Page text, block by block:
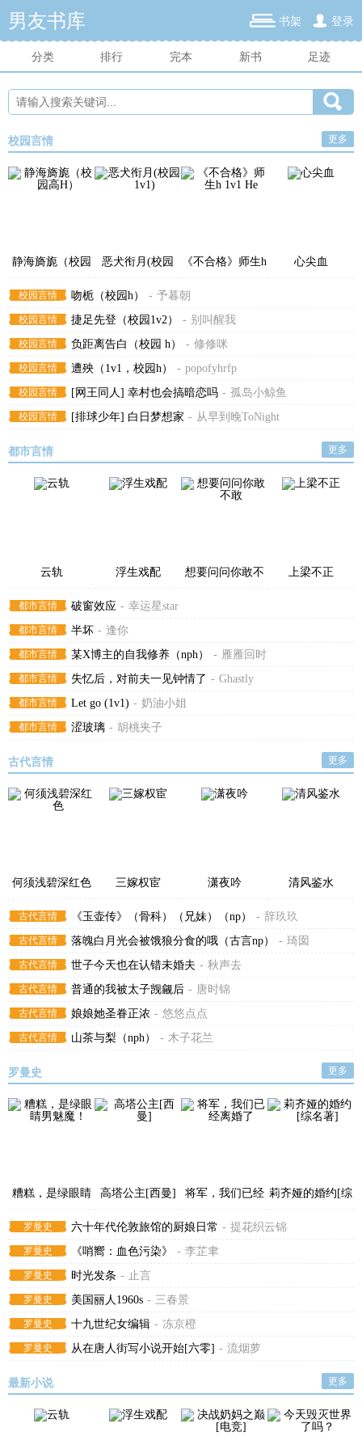
男友书库 书架 登录
分类 排行 完本 新书 足迹
校园言情 更多
静海旖旎（校园
恶犬衔月(校园
《不合格》师生h
心尖血
校园言情 吻栀（校园h） - 予暮朝
校园言情 捷足先登（校园1v2） - 别叫醒我
校园言情 负距离告白（校园 h） - 修修咪
校园言情 遭殃（1v1，校园h） - popofyhrfp
校园言情 [网王同人] 幸村也会搞暗恋吗 - 孤岛小鲸鱼
校园言情 [排球少年] 白日梦想家 - 从早到晚ToNight
都市言情 更多
云轨 浮生戏配
想要问问你敢不
上梁不正
都市言情 破窗效应 - 幸运星star
都市言情 半坏 - 逢你
都市言情 某X博主的自我修养（nph） - 雁雁回时
都市言情 失忆后，对前夫一见钟情了 - Ghastly
都市言情 Let go (1v1) - 奶油小姐
都市言情 涩玻璃 - 胡桃夹子
古代言情 更多
何须浅碧深红色 三嫁权宦 潇夜吟 清风鉴水
古代言情 《玉壶传》（骨科）（兄妹）（np） - 辞玖玖
古代言情 落魄白月光会被饿狼分食的哦（古言np） - 琦囡
古代言情 世子今天也在认错未婚夫 - 秋声去
古代言情 普通的我被太子觊觎后 - 唐时锦
古代言情 娘娘她圣眷正浓 - 悠悠点点
古代言情 山茶与梨（nph） - 木子花兰
罗曼史 更多
糟糕，是绿眼睛
高塔公主[西曼]
将军，我们已经 莉齐娅的婚约[综
罗曼史 六十年代伦敦旅馆的厨娘日常 - 提花织云锦
罗曼史 《哨嚮：血色污染》 - 李芷聿
罗曼史 时光发条 - 止言
罗曼史 美国丽人1960s - 三春景
罗曼史 十九世纪女编辑 - 冻京橙
罗曼史 从在唐人街写小说开始[六零] - 流烟萝
最新小说 更多